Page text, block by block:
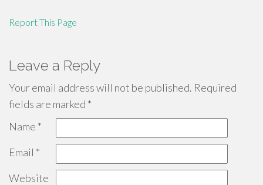
Report This Page
Leave a Reply
Your email address will not be published. Required
fields are marked *
Name *
Email *
Website